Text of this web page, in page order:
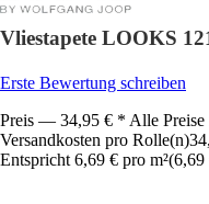
Vliestapete LOOKS
Erste Bewertung schreiben
Preis — 34,95 € * Alle
Versandkosten pro Rolle(n)
Entspricht 6,69 € pro m²(6,69